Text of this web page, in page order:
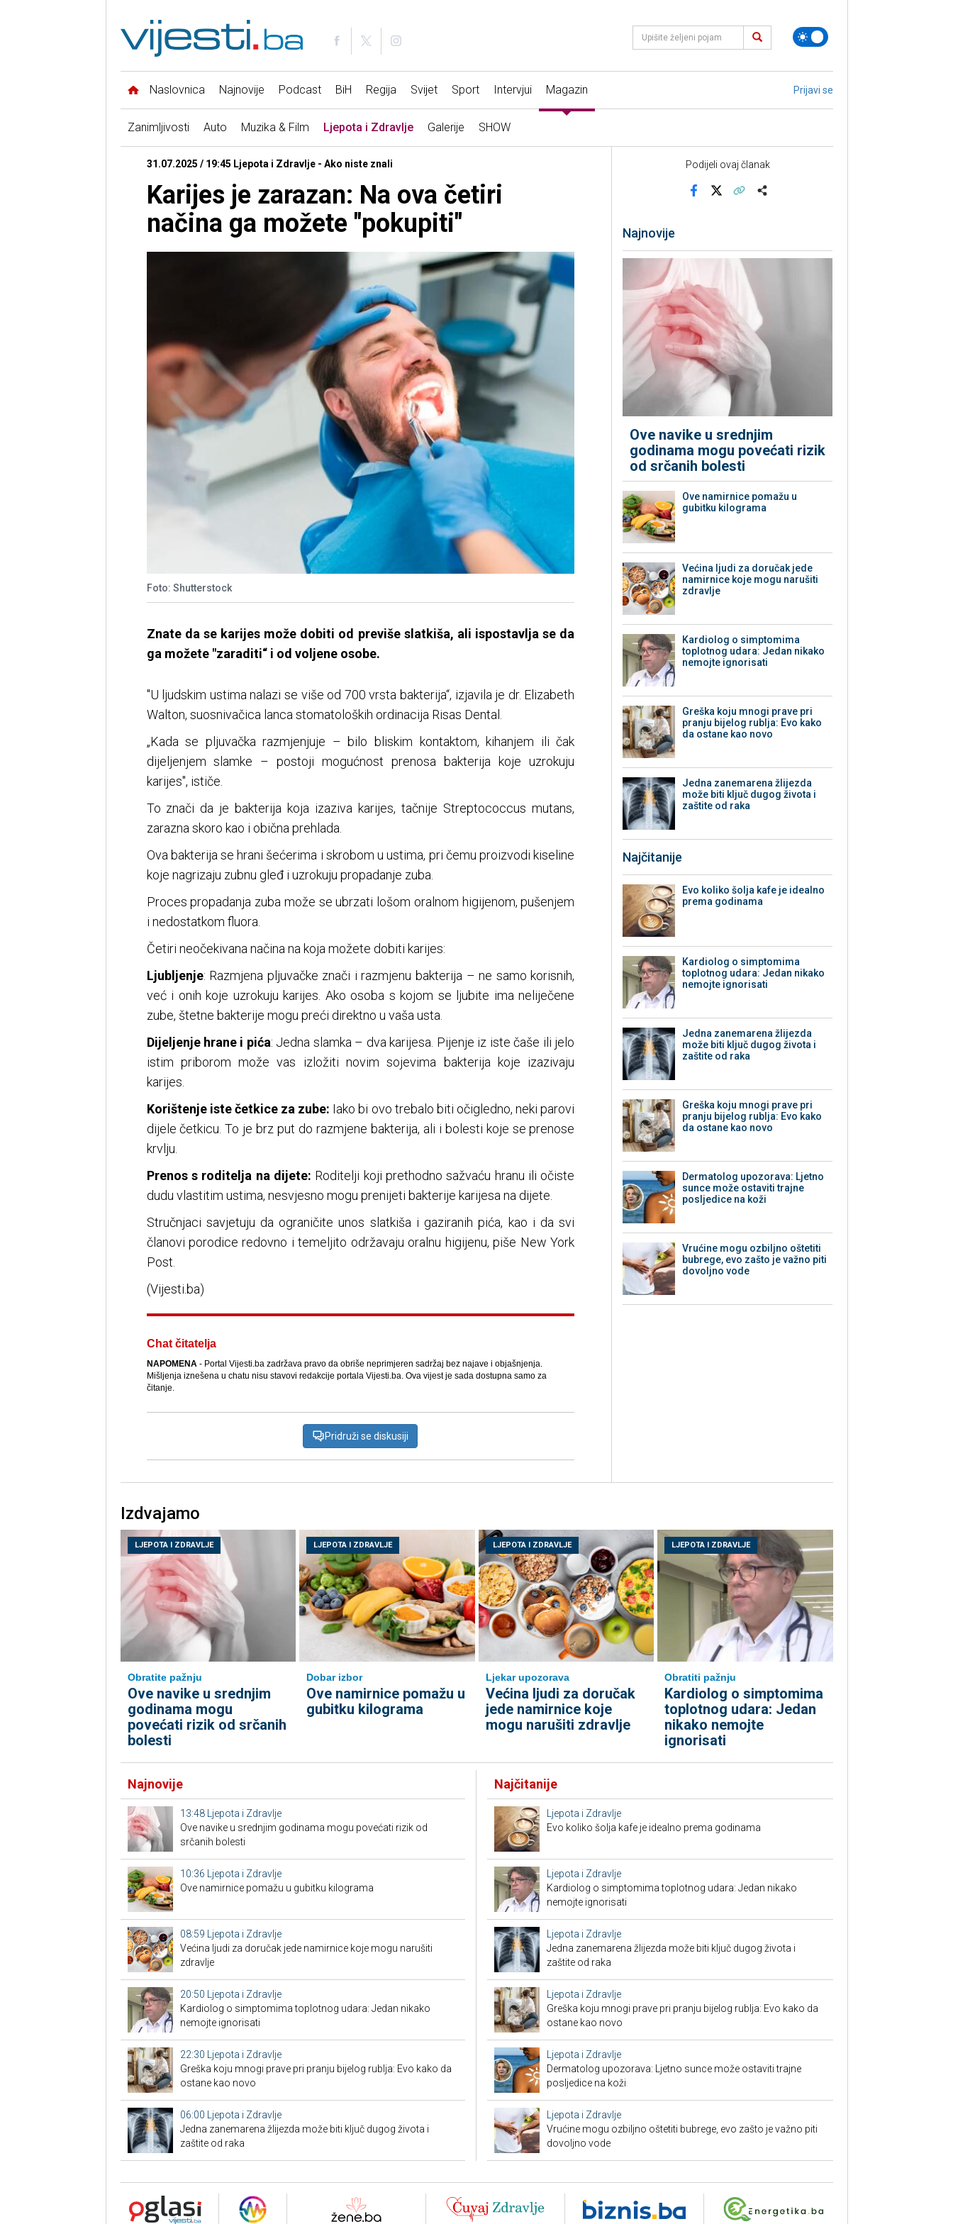
Naslovnica Najnovije Podcast BiH Regija Svijet Sport Intervjui Magazin Prijavi se
Zanimljivosti Auto Muzika & Film Ljepota i Zdravlje Galerije SHOW
31.07.2025 / 19:45 Ljepota i Zdravlje - Ako niste znali
Karijes je zarazan: Na ova četiri
načina ga možete "pokupiti"
Foto: Shutterstock
Znate da se karijes može dobiti od previše slatkiša, ali ispostavlja se da
ga možete "zaraditi“ i od voljene osobe.
"U ljudskim ustima nalazi se više od 700 vrsta bakterija“, izjavila je dr. Elizabeth
Walton, suosnivačica lanca stomatoloških ordinacija Risas Dental.
„Kada se pljuvačka razmjenjuje – bilo bliskim kontaktom, kihanjem ili čak
dijeljenjem slamke – postoji mogućnost prenosa bakterija koje uzrokuju
karijes", ističe.
To znači da je bakterija koja izaziva karijes, tačnije Streptococcus mutans,
zarazna skoro kao i obična prehlada.
Ova bakterija se hrani šećerima i skrobom u ustima, pri čemu proizvodi kiseline
koje nagrizaju zubnu gleđ i uzrokuju propadanje zuba.
Proces propadanja zuba može se ubrzati lošom oralnom higijenom, pušenjem
i nedostatkom fluora.
Četiri neočekivana načina na koja možete dobiti karijes:
Ljubljenje: Razmjena pljuvačke znači i razmjenu bakterija – ne samo korisnih,
već i onih koje uzrokuju karijes. Ako osoba s kojom se ljubite ima neliječene
zube, štetne bakterije mogu preći direktno u vaša usta.
Dijeljenje hrane i pića: Jedna slamka – dva karijesa. Pijenje iz iste čaše ili jelo
istim priborom može vas izložiti novim sojevima bakterija koje izazivaju
karijes.
Korištenje iste četkice za zube: Iako bi ovo trebalo biti očigledno, neki parovi
dijele četkicu. To je brz put do razmjene bakterija, ali i bolesti koje se prenose
krvlju.
Prenos s roditelja na dijete: Roditelji koji prethodno sažvaću hranu ili očiste
dudu vlastitim ustima, nesvjesno mogu prenijeti bakterije karijesa na dijete.
Stručnjaci savjetuju da ograničite unos slatkiša i gaziranih pića, kao i da svi
članovi porodice redovno i temeljito održavaju oralnu higijenu, piše New York
Post.
(Vijesti.ba)
Chat čitatelja
NAPOMENA- Portal Vijesti.ba zadržava pravo da obriše neprimjeren sadržaj bez najave i objašnjenja.
Mišljenja iznešena u chatu nisu stavovi redakcije portala Vijesti.ba. Ova vijest je sada dostupna samo za
čitanje.
Pridruži se diskusiji
Podijeli ovaj članak
Najnovije
Ove navike u srednjim
godinama mogu povećati rizik
od srčanih bolesti
Ove namirnice pomažu u
gubitku kilograma
Većina ljudi za doručak jede
namirnice koje mogu narušiti
zdravlje
Kardiolog o simptomima
toplotnog udara: Jedan nikako
nemojte ignorisati
Greška koju mnogi prave pri
pranju bijelog rublja: Evo kako
da ostane kao novo
Jedna zanemarena žlijezda
može biti ključ dugog života i
zaštite od raka
Najčitanije
Evo koliko šolja kafe je idealno
prema godinama
Kardiolog o simptomima
toplotnog udara: Jedan nikako
nemojte ignorisati
Jedna zanemarena žlijezda
može biti ključ dugog života i
zaštite od raka
Greška koju mnogi prave pri
pranju bijelog rublja: Evo kako
da ostane kao novo
Dermatolog upozorava: Ljetno
sunce može ostaviti trajne
posljedice na koži
Vrućine mogu ozbiljno oštetiti
bubrege, evo zašto je važno piti
dovoljno vode
Izdvajamo
LJEPOTA I ZDRAVLJE
Obratite pažnju
Ove navike u srednjim
godinama mogu
povećati rizik od srčanih
bolesti
LJEPOTA I ZDRAVLJE
Dobar izbor
Ove namirnice pomažu u
gubitku kilograma
LJEPOTA I ZDRAVLJE
Ljekar upozorava
Većina ljudi za doručak
jede namirnice koje
mogu narušiti zdravlje
LJEPOTA I ZDRAVLJE
Obratiti pažnju
Kardiolog o simptomima
toplotnog udara: Jedan
nikako nemojte
ignorisati
Najnovije
13:48
Ljepota i Zdravlje
Ove navike u srednjim godinama mogu povećati rizik od
srčanih bolesti
10:36
Ljepota i Zdravlje
Ove namirnice pomažu u gubitku kilograma
08:59
Ljepota i Zdravlje
Većina ljudi za doručak jede namirnice koje mogu narušiti
zdravlje
20:50
Ljepota i Zdravlje
Kardiolog o simptomima toplotnog udara: Jedan nikako
nemojte ignorisati
22:30
Ljepota i Zdravlje
Greška koju mnogi prave pri pranju bijelog rublja: Evo kako da
ostane kao novo
06:00
Ljepota i Zdravlje
Jedna zanemarena žlijezda može biti ključ dugog života i
zaštite od raka
Najčitanije
Ljepota i Zdravlje
Evo koliko šolja kafe je idealno prema godinama
Ljepota i Zdravlje
Kardiolog o simptomima toplotnog udara: Jedan nikako
nemojte ignorisati
Ljepota i Zdravlje
Jedna zanemarena žlijezda može biti ključ dugog života i
zaštite od raka
Ljepota i Zdravlje
Greška koju mnogi prave pri pranju bijelog rublja: Evo kako da
ostane kao novo
Ljepota i Zdravlje
Dermatolog upozorava: Ljetno sunce može ostaviti trajne
posljedice na koži
Ljepota i Zdravlje
Vrućine mogu ozbiljno oštetiti bubrege, evo zašto je važno piti
dovoljno vode